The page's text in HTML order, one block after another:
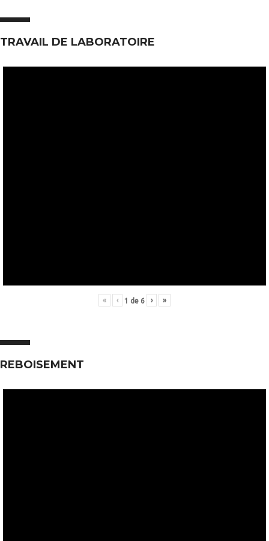
TRAVAIL DE LABORATOIRE
« ‹ 1 de 6 › »
REBOISEMENT